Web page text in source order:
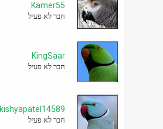
Kamer55
חבר לא פעיל
KingSaar
חבר לא פעיל
kishyapatel14589
חבר לא פעיל